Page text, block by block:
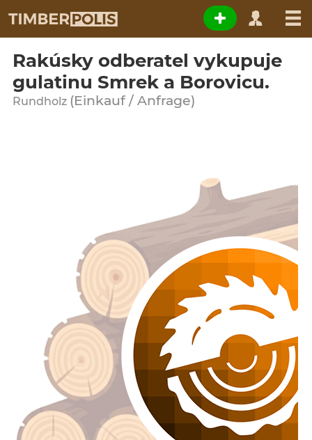
Rakúsky odberatel vykupuje
gulatinu Smrek a Borovicu.
Rundholz (Einkauf / Anfrage)